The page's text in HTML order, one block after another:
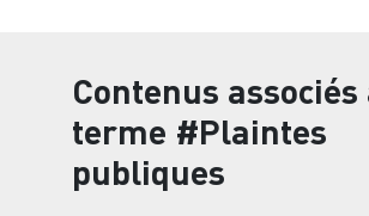
Contenus associés
terme #Plaintes
publiques